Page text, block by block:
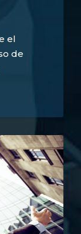
el
de